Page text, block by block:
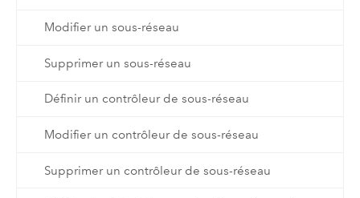
Modifier un sous-réseau
Supprimer un sous-réseau
Définir un contrôleur de sous-réseau
Modifier un contrôleur de sous-réseau
Supprimer un contrôleur de sous-réseau